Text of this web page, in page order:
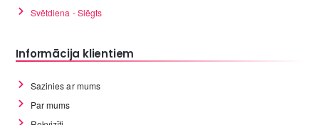
Svētdiena - Slēgts
Informācija klientiem
Sazinies ar mums
Par mums